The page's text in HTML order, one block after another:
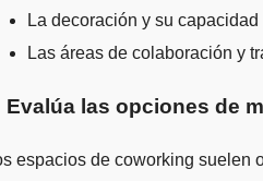
La decoración y su
Las áreas de colaboración y
Evalúa las opciones de
espacios de coworking suelen